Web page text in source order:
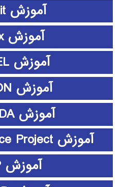
آموزش L-Edit
آموزش Latex
آموزش LISREL
آموزش LUMION
آموزش MAXQDA
آموزش Microsoft Office Project
آموزش PHP